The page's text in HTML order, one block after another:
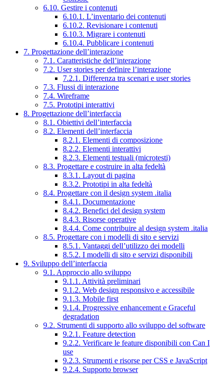
6.10. Gestire i contenuti
6.10.1. L’inventario dei contenuti
6.10.2. Revisionare i contenuti
6.10.3. Migrare i contenuti
6.10.4. Pubblicare i contenuti
7. Progettazione dell’interazione
7.1. Caratteristiche dell’interazione
7.2. User stories per definire l’interazione
7.2.1. Differenza tra scenari e user stories
7.3. Flussi di interazione
7.4. Wireframe
7.5. Prototipi interattivi
8. Progettazione dell’interfaccia
8.1. Obiettivi dell’interfaccia
8.2. Elementi dell’interfaccia
8.2.1. Elementi di composizione
8.2.2. Elementi interattivi
8.2.3. Elementi testuali (microtesti)
8.3. Progettare e costruire in alta fedeltà
8.3.1. Layout di pagina
8.3.2. Prototipi in alta fedeltà
8.4. Progettare con il design system .italia
8.4.1. Documentazione
8.4.2. Benefici del design system
8.4.3. Risorse operative
8.4.4. Come contribuire al design system .italia
8.5. Progettare con i modelli di sito e servizi
8.5.1. Vantaggi dell’utilizzo dei modelli
8.5.2. I modelli di sito e servizi disponibili
9. Sviluppo dell’interfaccia
9.1. Approccio allo sviluppo
9.1.1. Attività preliminari
9.1.2. Web design responsivo e accessibile
9.1.3. Mobile first
9.1.4. Progressive enhancement e Graceful
degradation
9.2. Strumenti di supporto allo sviluppo del software
9.2.1. Feature detection
9.2.2. Verificare le feature disponibili con Can I
use
9.2.3. Strumenti e risorse per CSS e JavaScript
9.2.4. Supporto browser